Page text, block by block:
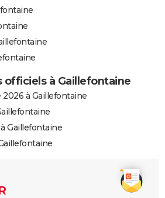
officiels à Gaillefontaine
à Gaillefontaine
Gaillefontaine